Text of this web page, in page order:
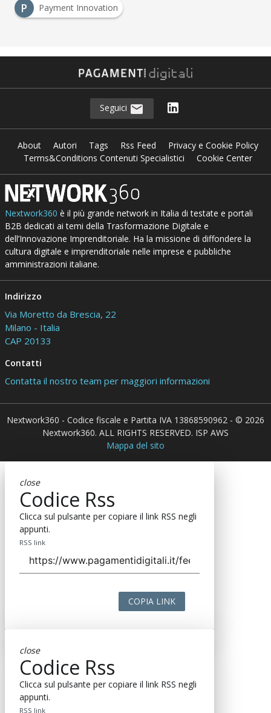
P
Payment Innovation
Seguici
About Autori Tags Rss Feed
Privacy e Cookie Policy
Terms&Conditions Contenuti Specialistici
Cookie Center
Nextwork360 è il più grande network in Italia di testate e portali
B2B dedicati ai temi della Trasformazione Digitale e
dell’Innovazione Imprenditoriale. Ha la missione di diffondere la
cultura digitale e imprenditoriale nelle imprese e pubbliche
amministrazioni italiane.
Indirizzo
Via Moretto da Brescia, 22
Milano - Italia
CAP 20133
Contatti
Contatta il nostro team per maggiori informazioni
Nextwork360 - Codice fiscale e Partita IVA 13868590962 - © 2026
Nextwork360. ALL RIGHTS RESERVED. ISP AWS
Mappa del sito
close
Codice Rss
Clicca sul pulsante per copiare il link RSS negli
appunti.
RSS link
COPIA LINK
close
Codice Rss
Clicca sul pulsante per copiare il link RSS negli
appunti.
RSS link